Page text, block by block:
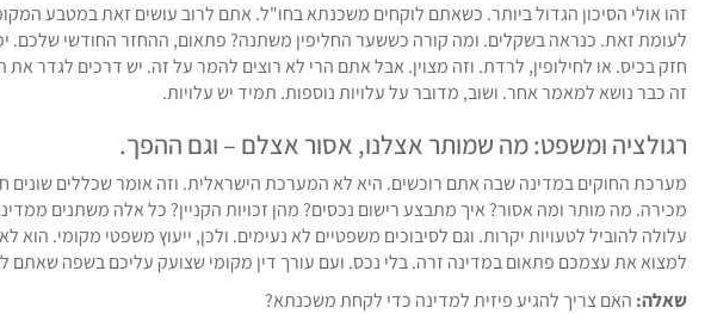
זהו אולי הסיכון הגדול ביותר. כשאתם לוקחים משכנתא בחו"ל. אתם לרוב עושים זאת במטבע
לעומת זאת. כנראה בשקלים. ומה קורה כששער החליפין משתנה? פתאום, ההחזר החודשי שלכם.
חזק בכיס. או לחילופין, לרדת. וזה מצוין. אבל אתם הרי לא רוצים להמר על זה. יש דרכים לגדר את
זה כבר נושא למאמר אחר. ושוב, מדובר על עלויות נוספות. תמיד יש עלויות.
רגולציה ומשפט: מה שמותר אצלנו, אסור אצלם – וגם ההפך.
מערכת החוקים במדינה שבה אתם רוכשים. היא לא המערכת הישראלית. וזה אומר שכללים שונים
מכירה. מה מותר ומה אסור? איך מתבצע רישום נכסים? מהן זכויות הקניין? כל אלה משתנים
עלולה להוביל לטעויות יקרות. וגם לסיבוכים משפטיים לא נעימים. ולכן, ייעוץ משפטי מקומי. הוא
למצוא את עצמכם פתאום במדינה זרה. בלי נכס. ועם עורך דין מקומי שצועק עליכם בשפה שאתם
שאלה: האם צריך להגיע פיזית למדינה כדי לקחת משכנתא?